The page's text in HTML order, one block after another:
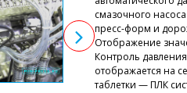
смазочного
пресс-форм и
Отображение
Контроль
отображается на
таблетки — ПЛК